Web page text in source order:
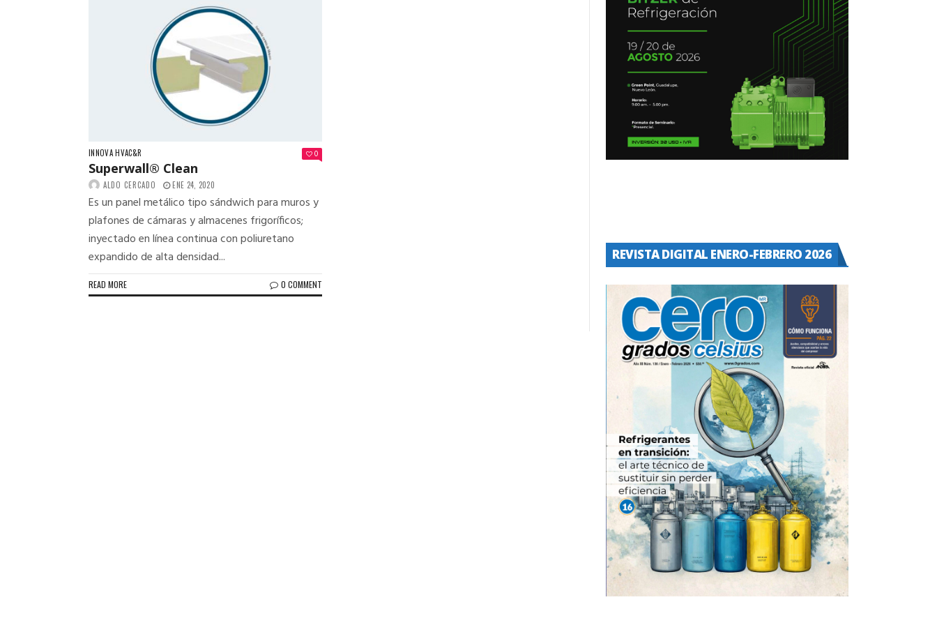
INNOVA HVAC&R 0
Superwall® Clean
ALDO CERCADO ENE 24, 2020
Es un panel metálico tipo sándwich para muros y
plafones de cámaras y almacenes frigoríficos;
inyectado en línea continua con poliuretano
expandido de alta densidad...
READ MORE 0 COMMENT
REVISTA DIGITAL ENERO-FEBRERO 2026